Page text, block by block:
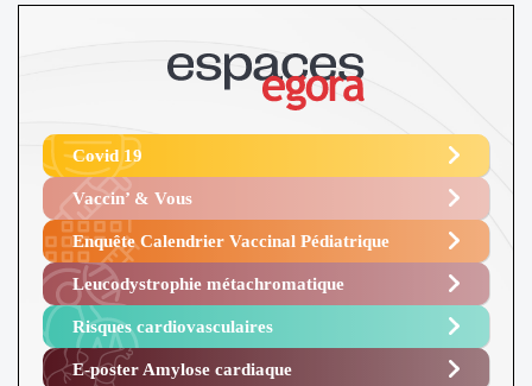
Covid 19
Vaccin’ & Vous
Enquête Calendrier Vaccinal Pédiatrique
Leucodystrophie métachromatique
Risques cardiovasculaires
E-poster Amylose cardiaque ​